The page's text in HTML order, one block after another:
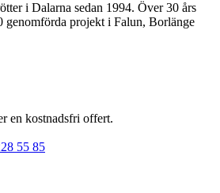
i Dalarna sedan 1994. Över 30 års
genomförda projekt i Falun, Borlänge
en kostnadsfri offert.
55 85